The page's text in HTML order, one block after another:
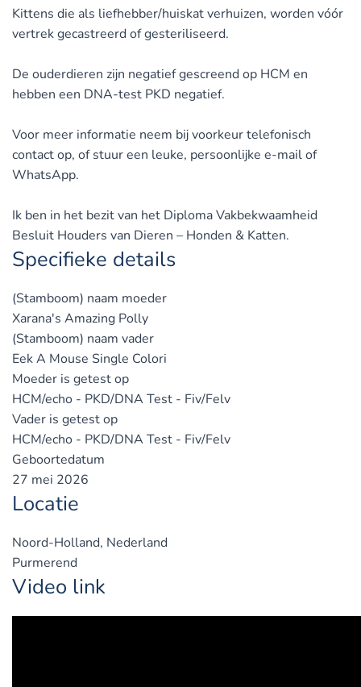
Kittens die als liefhebber/huiskat verhuizen, worden vóór
vertrek gecastreerd of gesteriliseerd.
De ouderdieren zijn negatief gescreend op HCM en
hebben een DNA-test PKD negatief.
Voor meer informatie neem bij voorkeur telefonisch
contact op, of stuur een leuke, persoonlijke e-mail of
WhatsApp.
Ik ben in het bezit van het Diploma Vakbekwaamheid
Besluit Houders van Dieren – Honden & Katten.
Specifieke details
(Stamboom) naam moeder
Xarana's Amazing Polly
(Stamboom) naam vader
Eek A Mouse Single Colori
Moeder is getest op
HCM/echo - PKD/DNA Test - Fiv/Felv
Vader is getest op
HCM/echo - PKD/DNA Test - Fiv/Felv
Geboortedatum
27 mei 2026
Locatie
Noord-Holland, Nederland
Purmerend
Video link